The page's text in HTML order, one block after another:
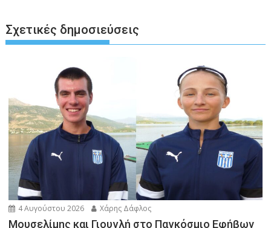
Σχετικές δημοσιεύσεις
4 Αυγούστου 2026 Χάρης Δάφλος
Μουσελίμης και Γιουγλή στο Παγκόσμιο Εφήβων